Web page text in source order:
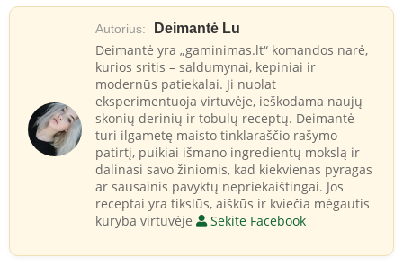
Autorius: Deimantė Lu
Deimantė yra „gaminimas.lt“ komandos narė,
kurios sritis – saldumynai, kepiniai ir
modernūs patiekalai. Ji nuolat
eksperimentuoja virtuvėje, ieškodama naujų
skonių derinių ir tobulų receptų. Deimantė
turi ilgametę maisto tinklaraščio rašymo
patirtį, puikiai išmano ingredientų mokslą ir
dalinasi savo žiniomis, kad kiekvienas pyragas
ar sausainis pavyktų nepriekaištingai. Jos
receptai yra tikslūs, aiškūs ir kviečia mėgautis
kūryba virtuvėje
Sekite Facebook